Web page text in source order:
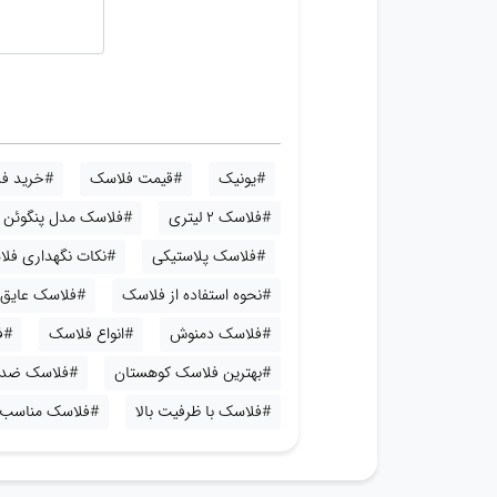
#یونیک #قیمت فلاسک
#خرید
#فلاسک 2 لیتری
#فلاسک مدل پنگوئن
#فلاسک پلاستیکی
#نکات نگهداری
#نحوه استفاده از فلاسک
#فلاسک
#فلاسک دمنوش
#انواع فلاسک
#بهترین فلاسک کوهستان
#فلاسک
#فلاسک با ظرفیت بالا
#فلاسک